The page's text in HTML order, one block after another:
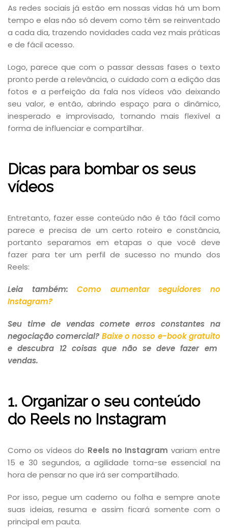
As redes sociais já estão em nossas vidas há um bom
tempo e elas não só devem como têm se reinventado
a cada dia, trazendo novidades cada vez mais práticas
e de fácil acesso.
Logo, parece que com o passar dessas fases o texto
pronto perde a relevância, o cuidado com a edição das
fotos e a perfeição da fala nos vídeos vão deixando
seu valor, e então, abrindo espaço para o dinâmico,
inesperado e improvisado, tornando mais flexível a
forma de influenciar e compartilhar.
Dicas para bombar os seus
vídeos
Entretanto, fazer esse conteúdo não é tão fácil como
parece e precisa de um certo roteiro e constância,
portanto separamos em etapas o que você deve
fazer para ter um perfil de sucesso no mundo dos
Reels:
Leia também:Como aumentar seguidores no
Instagram?
Seu time de vendas comete erros constantes na
negociação comercial? Baixe o nosso e-book gratuito
e descubra 12 coisas que não se deve fazer em
vendas.
1. Organizar o seu conteúdo
do Reels no Instagram
Como os vídeos do Reels no Instagram variam entre
15 e 30 segundos, a agilidade torna-se essencial na
hora de pensar no que irá ser compartilhado.
Por isso, pegue um caderno ou folha e sempre anote
suas ideias, resuma e assim ficará somente com o
principal em pauta.